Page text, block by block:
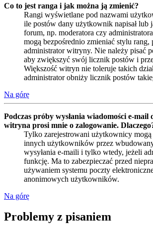
Co to jest ranga i jak można ją zmienić?
Rangi wyświetlane pod nazwami
ile postów dany użytkownik napisał lub
forum, np. moderatora czy
mogą bezpośrednio zmieniać stylu rang,
administrator witryny. Nie należy pisać
aby zwiększyć swój licznik postów i
Większość witryn nie toleruje takich
administrator obniży licznik postów
Na górę
Podczas próby wysłania wiadomości e-
witryna prosi mnie o zalogowanie.
Tylko zarejestrowani użytkownicy mogą
innych użytkowników przez
wysyłania e-maili i tylko wtedy, jeżeli
funkcję. Ma to zabezpieczać przed
używaniem systemu poczty
anonimowych użytkowników.
Na górę
Problemy z pisaniem